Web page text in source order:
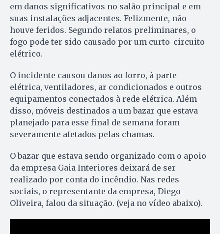
em danos significativos no salão principal e em
suas instalações adjacentes. Felizmente, não
houve feridos. Segundo relatos preliminares, o
fogo pode ter sido causado por um curto-circuito
elétrico.
O incidente causou danos ao forro, à parte
elétrica, ventiladores, ar condicionados e outros
equipamentos conectados à rede elétrica. Além
disso, móveis destinados a um bazar que estava
planejado para esse final de semana foram
severamente afetados pelas chamas.
O bazar que estava sendo organizado com o apoio
da empresa Gaia Interiores deixará de ser
realizado por conta do incêndio. Nas redes
sociais, o representante da empresa, Diego
Oliveira, falou da situação. (veja no vídeo abaixo).